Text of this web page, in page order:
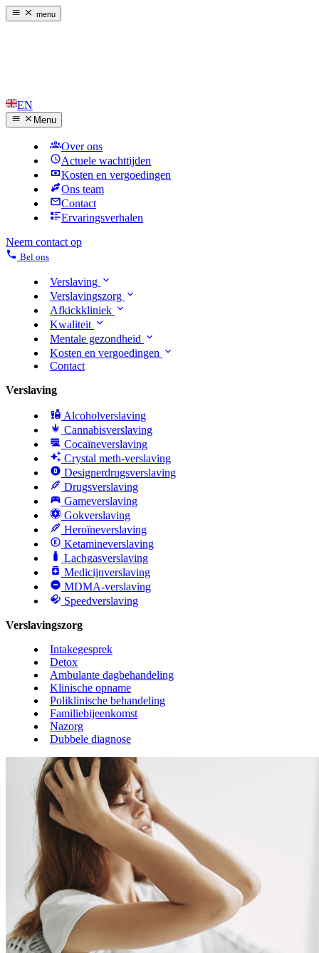
menu
EN
Menu
Over ons
Actuele wachttijden
Kosten en vergoedingen
Ons team
Contact
Ervaringsverhalen
Neem contact op
Bel ons
Verslaving
Verslavingszorg
Afkickkliniek
Kwaliteit
Mentale gezondheid
Kosten en vergoedingen
Contact
Verslaving
Alcoholverslaving
Cannabisverslaving
Cocaïneverslaving
Crystal meth-verslaving
Designerdrugsverslaving
Drugsverslaving
Gameverslaving
Gokverslaving
Heroïneverslaving
Ketamineverslaving
Lachgasverslaving
Medicijnverslaving
MDMA-verslaving
Speedverslaving
Verslavingszorg
Intakegesprek
Detox
Ambulante dagbehandeling
Klinische opname
Poliklinische behandeling
Familiebijeenkomst
Nazorg
Dubbele diagnose